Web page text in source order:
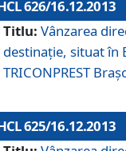
626/16.12.2013
Titlu: Vânzarea
destinaţie, situat în
TRICONPREST
625/16.12.2013